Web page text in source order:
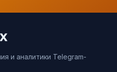
и аналитики Telegram-